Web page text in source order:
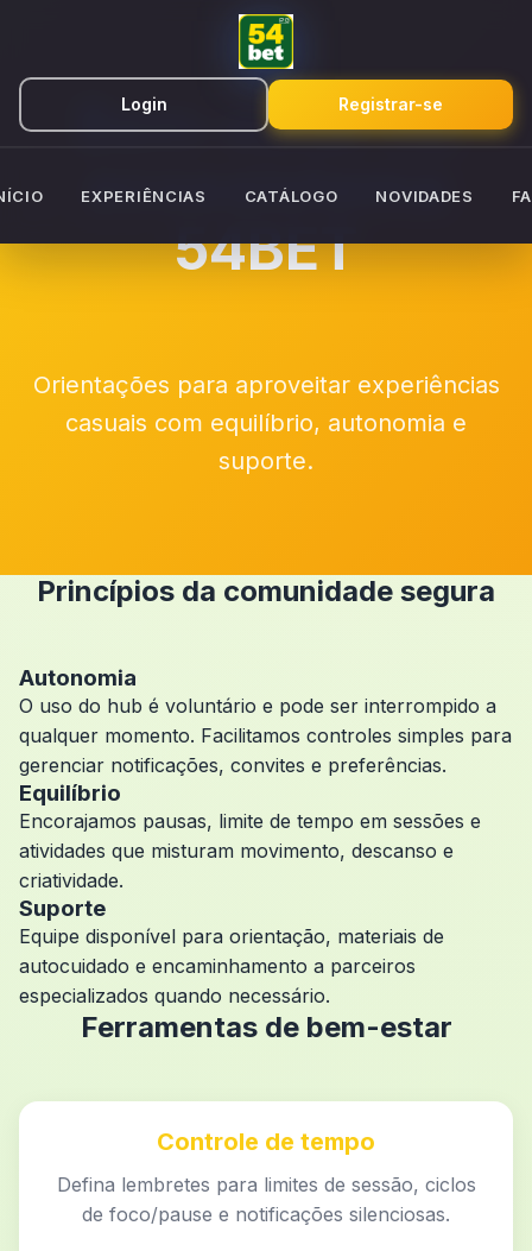
Login Registrar-se
EXPERIÊNCIAS CATÁLOGO NOVIDADES
Bem-estar no
ecossistema
54BET
Orientações para aproveitar experiências
casuais com equilíbrio, autonomia e
suporte.
Princípios da comunidade segura
Autonomia
O uso do hub é voluntário e pode ser interrompido a
qualquer momento. Facilitamos controles simples para
gerenciar notificações, convites e preferências.
Equilíbrio
Encorajamos pausas, limite de tempo em sessões e
atividades que misturam movimento, descanso e
criatividade.
Suporte
Equipe disponível para orientação, materiais de
autocuidado e encaminhamento a parceiros
especializados quando necessário.
Ferramentas de bem-estar
Controle de tempo
Defina lembretes para limites de sessão, ciclos
de foco/pause e notificações silenciosas.